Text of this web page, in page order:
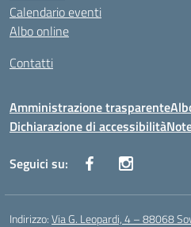
Calendario eventi
Albo online
Contatti
Amministrazione trasparente
Dichiarazione di accessibilità
Seguici su:
Indirizzo:Via G. Leopardi, 4 – 88068